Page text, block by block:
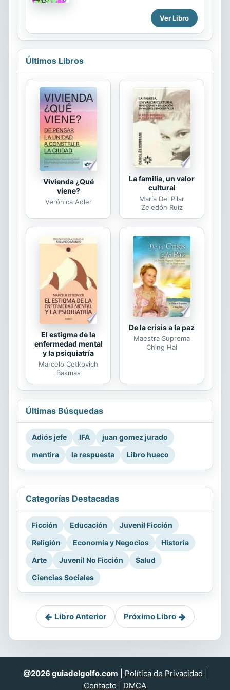
de todo el mundo y resolverán
complicados misterios... ¡En este
primer libro vuelan a París para
Ver Libro
Últimos Libros
Vivienda ¿Qué
viene?
Verónica Adler
La familia, un valor
cultural
María Del Pilar
Zeledón Ruiz
El estigma de la
enfermedad mental
y la psiquiatría
Marcelo Cetkovich
Bakmas
De la crisis a la paz
Maestra Suprema
Ching Hai
Últimas Búsquedas
Adiós jefe IFA
juan gomez jurado
mentira
la respuesta Libro hueco
Categorías Destacadas
Ficción Educación
Juvenil Ficción
Religión
Economía y Negocios
Historia
Arte
Juvenil No Ficción
Salud
Ciencias Sociales
Libro Anterior Próximo Libro
@2026 guiadelgolfo.com Política de Privacidad
Contacto
DMCA